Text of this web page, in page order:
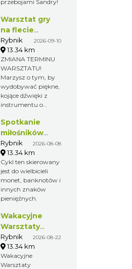
przebojami Sandry!
Warsztat gry
na flecie
indiańskim –
pierwsze kroki
w świecie
melodii
Rybnik 2026-09-10
13.34 km
ZMIANA TERMINU
WARSZTATU!
Marzysz o tym, by
wydobywać piękne,
kojące dźwięki z
instrumentu o
brzmieniu? A może
po prostu chcesz
spróbować czegoś
nowego i
odprężającego?
Zapraszamy na
wyjątkowy warsztat
gry na flecie
indiańskim –
i dostępny dla
każdego, nawet bez
doświadczenia
muzycznego.
Spotkanie
miłośników
numizmatów
Rybnik 2026-08-08
13.34 km
Cykl ten skierowany
jest do wielbicieli
monet, banknotów i
innych znaków
pieniężnych.
Wakacyjne
Warsztaty
Malarskie
"Rybnik -
miasto zieleni"
Rybnik 2026-08-22
13.34 km
Wakacyjne
Warsztaty